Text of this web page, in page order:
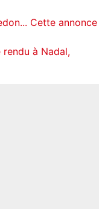
Cette annonce
rendu à Nadal,